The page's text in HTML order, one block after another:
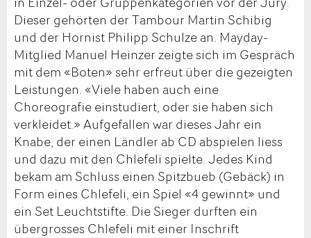
Dieser gehörten der Tambour Martin Schibig
und der Hornist Philipp Schulze an. Mayday-
Mitglied Manuel Heinzer zeigte sich im Gespräch
mit dem «Boten» sehr erfreut über die gezeigten
Leistungen. «Viele haben auch eine
Choreografie einstudiert, oder sie haben sich
verkleidet.» Aufgefallen war dieses Jahr ein
Knabe, der einen Ländler ab CD abspielen liess
und dazu mit den Chlefeli spielte. Jedes Kind
bekam am Schluss einen Spitzbueb (Gebäck) in
Form eines Chlefeli, ein Spiel «4 gewinnt» und
ein Set Leuchtstifte. Die Sieger durften ein
übergrosses Chlefeli mit einer Inschrift